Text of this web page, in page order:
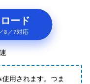
ード
8／7対応
用されます。つま